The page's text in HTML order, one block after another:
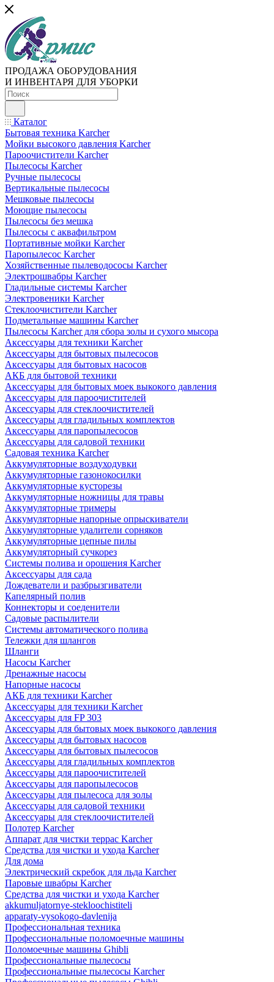
ПРОДАЖА ОБОРУДОВАНИЯ
И ИНВЕНТАРЯ ДЛЯ УБОРКИ
Каталог
Бытовая техника Karcher
Мойки высокого давления Karcher
Пароочистители Karcher
Пылесосы Karcher
Ручные пылесосы
Вертикальные пылесосы
Мешковые пылесосы
Моющие пылесосы
Пылесосы без мешка
Пылесосы с аквафильтром
Портативные мойки Karcher
Паропылесос Karcher
Хозяйственные пылеводососы Karcher
Электрошвабры Karcher
Гладильные системы Karcher
Электровеники Karcher
Стеклоочистители Karcher
Подметальные машины Karcher
Пылесосы Karcher для сбора золы и сухого мысора
Аксессуары для техники Karcher
Аксессуары для бытовых пылесосов
Аксессуары для бытовых насосов
АКБ для бытовой техники
Аксессуары для бытовых моек выкокого давления
Аксессуары для пароочистителей
Аксессуары для стеклоочистителей
Аксессуары для гладильных комплектов
Аксессуары для паропылесосов
Аксессуары для садовой техники
Садовая техника Karcher
Аккумуляторные воздуходувки
Аккумуляторные газонокосилки
Аккумуляторные кусторезы
Аккумуляторные ножницы для травы
Аккумуляторные тримеры
Аккумуляторные напорные опрыскиватели
Аккумуляторные удалители сорняков
Аккумуляторные цепные пилы
Аккумуляторный сучкорез
Системы полива и орошения Karcher
Аксессуары для сада
Дождеватели и разбрызгиватели
Капелярный полив
Коннекторы и соеденители
Садовые распылители
Системы автоматического полива
Тележки для шлангов
Шланги
Насосы Karcher
Дренажные насосы
Напорные насосы
АКБ для техники Karcher
Аксессуары для техники Karcher
Аксессуары для FP 303
Аксессуары для бытовых моек выкокого давления
Аксессуары для бытовых насосов
Аксессуары для бытовых пылесосов
Аксессуары для гладильных комплектов
Аксессуары для пароочистителей
Аксессуары для паропылесосов
Аксессуары для пылесоса для золы
Аксессуары для садовой техники
Аксессуары для стеклоочистителей
Полотер Karcher
Аппарат для чистки террас Karcher
Средства для чистки и ухода Karcher
Для дома
Электрический скребок для льда Karcher
Паровые швабры Karcher
Средства для чистки и ухода Karcher
akkumuljatornye-stekloochistiteli
apparaty-vysokogo-davlenija
Профессиональная техника
Профессиональные поломоечные машины
Поломоечные машины Ghibli
Профессиональные пылесосы
Профессиональные пылесосы Karcher